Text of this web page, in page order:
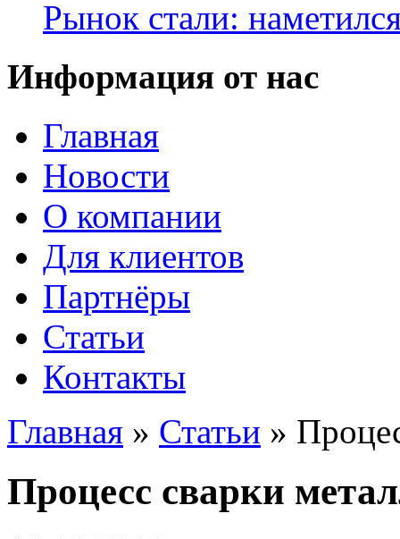
Рынок стали:
Информация от нас
Главная
Новости
О компании
Для клиентов
Партнёры
Статьи
Контакты
Главная » Статьи »
Процесс сварки